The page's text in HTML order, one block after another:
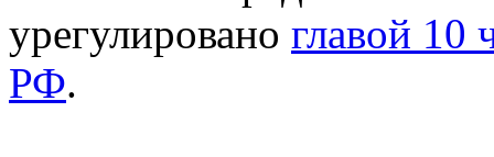
урегулировано главой 10
РФ.